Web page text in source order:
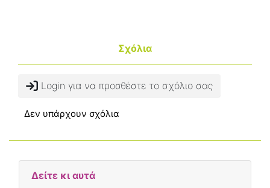
Σχόλια
Login για να προσθέστε το σχόλιο σας
Δεν υπάρχουν σχόλια
Δείτε κι αυτά